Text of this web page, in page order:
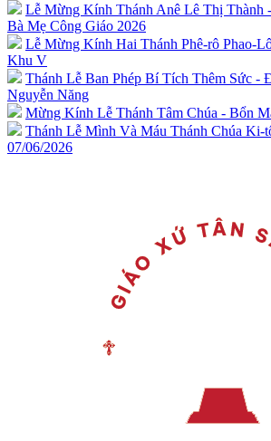
Lễ Mừng Kính Thánh Anê Lê Thị Thành
Bà Mẹ Công Giáo 2026
Lễ Mừng Kính Hai Thánh Phê-rô Phao-
Khu V
Thánh Lễ Ban Phép Bí Tích Thêm Sức -
Nguyễn Năng
Mừng Kính Lễ Thánh Tâm Chúa - Bổn
Thánh Lễ Mình Và Máu Thánh Chúa Ki-
07/06/2026